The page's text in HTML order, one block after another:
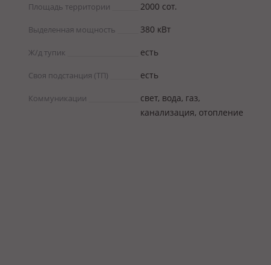
Площадь территории 2000 coт.
Выделенная мощность 380 кВт
Ж/д тупик есть
Своя подстанция (ТП) есть
Коммуникации
свет, вода, газ,
канализация, отопление